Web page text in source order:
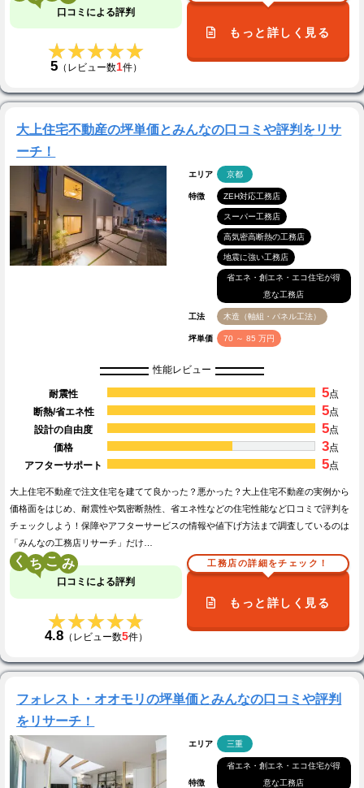
口コミによる評判
★★★★★
★★★★★
5（レビュー数1件）
もっと詳しく見る
大上住宅不動産の坪単価とみんなの口コミや評判をリサ
ーチ！
エリア 京都
特徴 ZEH対応工務店
スーパー工務店
高気密高断熱の工務店
地震に強い工務店
省エネ・創エネ・エコ住宅が得
意な工務店
工法 木造（軸組・パネル工法）
坪単価 70 ～ 85 万円
性能レビュー
耐震性 5点
断熱/省エネ性
5点
設計の自由度
5点
価格
3点
アフターサポート
5点
大上住宅不動産で注文住宅を建てて良かった？悪かった？大上住宅不動産の実例から
価格面をはじめ、耐震性や気密断熱性、省エネ性などの住宅性能など口コミで評判を
チェックしよう！保障やアフターサービスの情報や値下げ方法まで調査しているのは
「みんなの工務店リサーチ」だけ…
く こ
口コミによる評判
★★★★★
★★★★★
4.8（レビュー数5件）
工務店の詳細をチェック！
もっと詳しく見る
フォレスト・オオモリの坪単価とみんなの口コミや評判
をリサーチ！
エリア 三重
特徴
省エネ・創エネ・エコ住宅が得
意な工務店